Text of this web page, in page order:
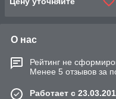
О нас
Рейтинг не
Менее 5 отзывов за
Работает с